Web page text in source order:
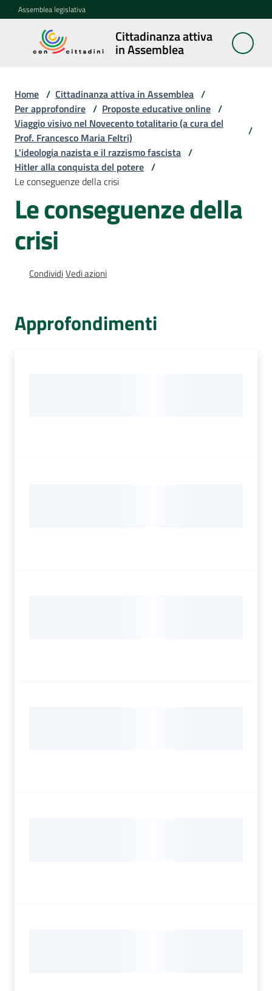
Vai al contenuto
Vai alla navigazione
Vai al footer
Assemblea legislativa
Cittadinanza attiva
in Assemblea
Cittadinanza
attiva in
Concittadini
Porte
aperte
in
Assemblea
Mostre
itineranti
Percorsi
Home / Cittadinanza attiva in Assemblea /
Per approfondire / Proposte educative online /
Viaggio visivo nel Novecento totalitario (a cura del
Prof. Francesco Maria Feltri)
/
L'ideologia nazista e il razzismo fascista /
Hitler alla conquista del potere /
Le conseguenze della crisi
Le conseguenze della
crisi
CondividiVedi azioni
Approfondimenti